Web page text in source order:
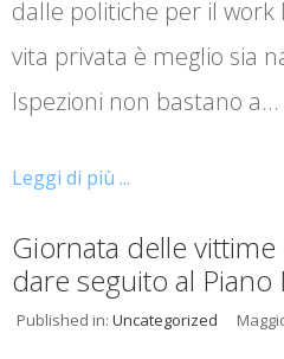
dalle politiche per il work
vita privata è meglio sia
Ispezioni non bastano a…
Leggi di più ...
Giornata delle vittime
dare seguito al
Published in: Uncategorized